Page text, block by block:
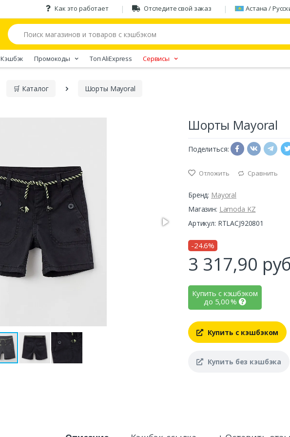
Как это работает Отследите свой заказ Астана /
Кэшбэк Промокоды Tоп AliExpress Сервисы
🛒 Каталог Шорты Mayoral
Шорты Mayoral
Поделиться:
Отложить Сравнить
Бренд: Mayoral
Магазин: Lamoda KZ
Артикул: RTLACJ920801
-24.6%
3 317,90
Купить с кэшбэком
до 5,00%
Купить с кэшбэком
Купить без кэшбэка